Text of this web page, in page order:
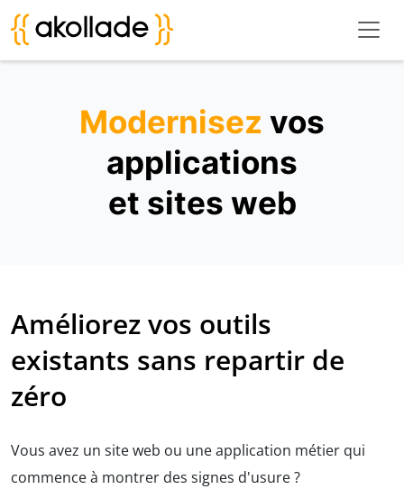
Modernisez vos
applications
et sites web
Améliorez vos outils
existants sans repartir de
zéro
Vous avez un site web ou une application métier qui
commence à montrer des signes d'usure ?